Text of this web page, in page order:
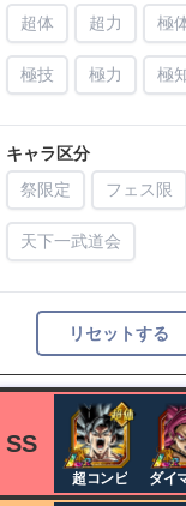
超体
超力 極
極技 極力 極
キャラ区分
祭限定
フェス限
天下一武道会
リセットする
SS
超コンビ ダイ